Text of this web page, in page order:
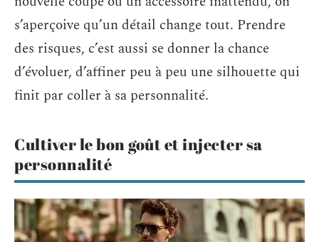
s’aperçoive qu’un détail change tout. Prendre
des risques, c’est aussi se donner la chance
d’évoluer, d’affiner peu à peu une silhouette qui
finit par coller à sa personnalité.
Cultiver le bon goût et injecter sa
personnalité